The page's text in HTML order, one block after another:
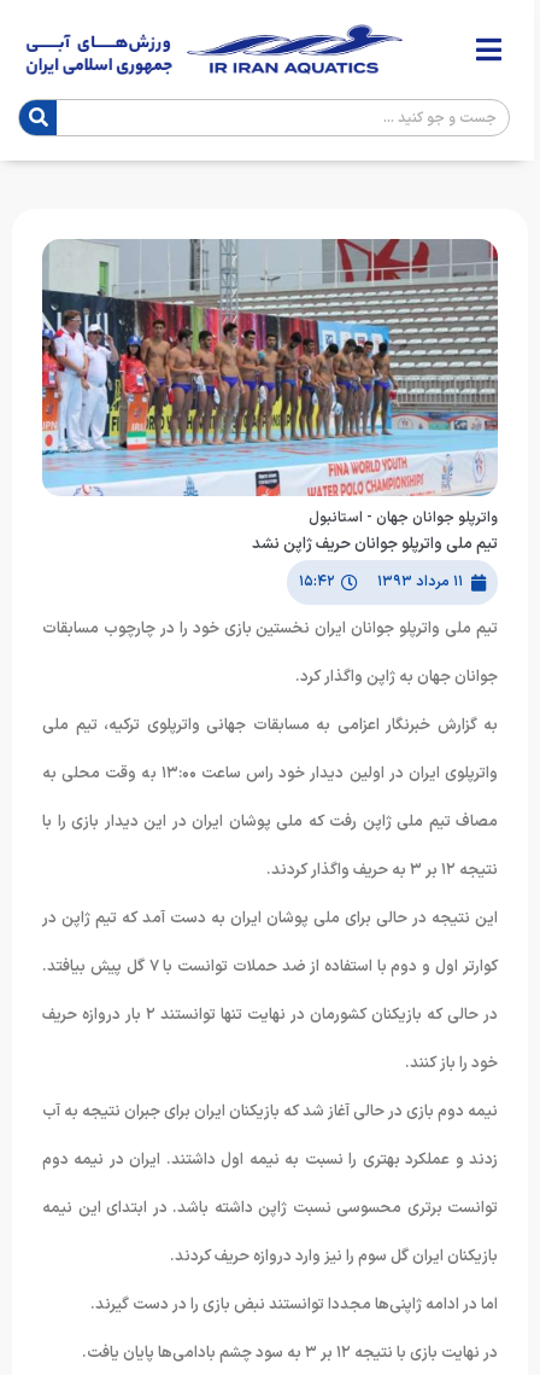
واترپلو جوانان جهان - استانبول
تیم ملی واترپلو جوانان حریف ژاپن نشد
۱۱ مرداد ۱۳۹۳ ۱۵:۴۲
تیم ملی واترپلو جوانان ایران نخستین بازی خود را در چارچوب مسابقات
جوانان جهان به ژاپن واگذار کرد.
به گزارش خبرنگار اعزامی به مسابقات جهانی واترپلوی ترکیه، تیم ملی
واترپلوی ایران در اولین دیدار خود راس ساعت ۱۳:۰۰ به وقت محلی به
مصاف تیم ملی ژاپن رفت که ملی پوشان ایران در این دیدار بازی را با
نتیجه ۱۲ بر ۳ به حریف واگذار کردند.
این نتیجه در حالی برای ملی پوشان ایران به دست آمد که تیم ژاپن در
کوارتر اول و دوم با استفاده از ضد حملات توانست با ۷ گل پیش بیافتد.
در حالی که بازیکنان کشورمان در نهایت تنها توانستند ۲ بار دروازه حریف
خود را باز کنند.
نیمه دوم بازی در حالی آغاز شد که بازیکنان ایران برای جبران نتیجه به آب
زدند و عملکرد بهتری را نسبت به نیمه اول داشتند. ایران در نیمه دوم
توانست برتری محسوسی نسبت ژاپن داشته باشد. در ابتدای این نیمه
بازیکنان ایران گل سوم را نیز وارد دروازه حریف کردند.
اما در ادامه ژاپنی‌ها مجددا توانستند نبض بازی را در دست گیرند.
در نهایت بازی با نتیجه ۱۲ بر ۳ به سود چشم بادامی‌ها پایان یافت.